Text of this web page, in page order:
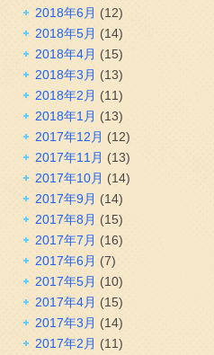
2018年6月 (12)
2018年5月 (14)
2018年4月 (15)
2018年3月 (13)
2018年2月 (11)
2018年1月 (13)
2017年12月 (12)
2017年11月 (13)
2017年10月 (14)
2017年9月 (14)
2017年8月 (15)
2017年7月 (16)
2017年6月 (7)
2017年5月 (10)
2017年4月 (15)
2017年3月 (14)
2017年2月 (11)